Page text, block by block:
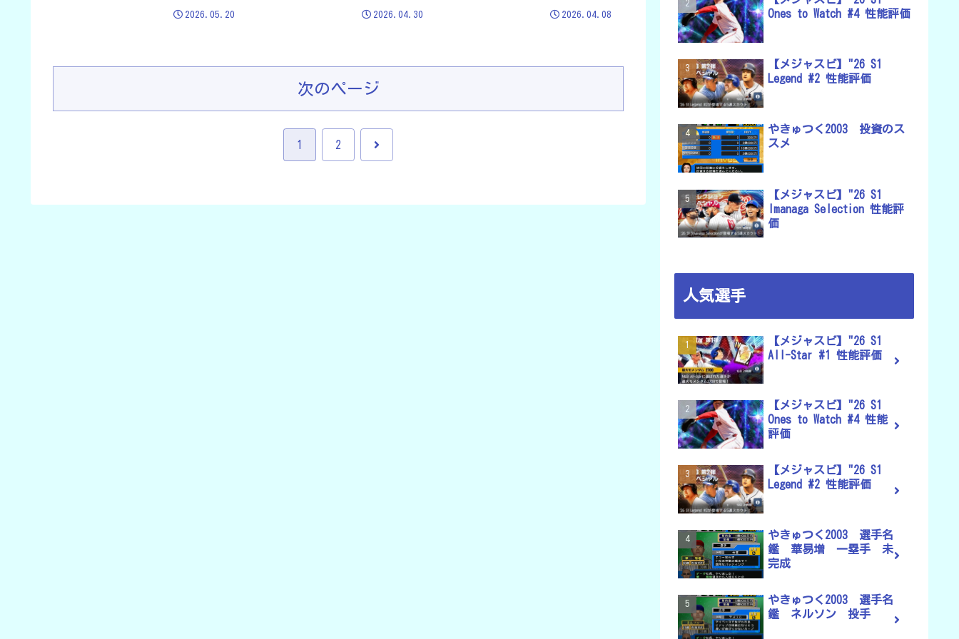
2026.05.20 2026.04.30 2026.04.08
次のページ
1 2 次
Ones to Watch #4 性能評価
【メジャスピ】"26 S1
Legend #2 性能評価
やきゅつく2003 投資のス
スメ
【メジャスピ】"26 S1
Imanaga Selection 性能評
価
人気選手
【メジャスピ】"26 S1
All-Star #1 性能評価
【メジャスピ】"26 S1
Ones to Watch #4 性能
評価
【メジャスピ】"26 S1
Legend #2 性能評価
やきゅつく2003 選手名
鑑 華易増 一塁手 未
完成
やきゅつく2003 選手名
鑑 ネルソン 投手